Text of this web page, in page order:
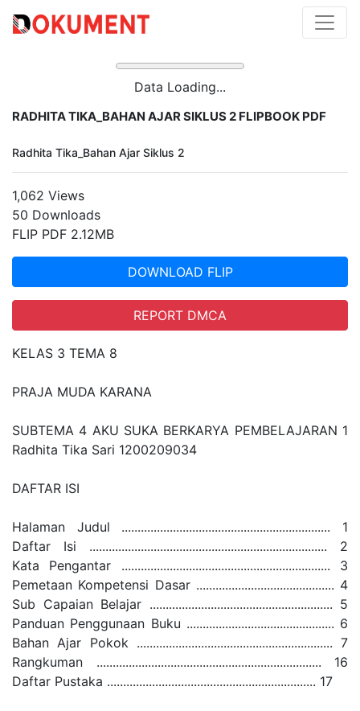
Data Loading...
RADHITA TIKA_BAHAN AJAR SIKLUS 2 FLIPBOOK PDF
Radhita Tika_Bahan Ajar Siklus 2
1,062 Views
50 Downloads
FLIP PDF 2.12MB
DOWNLOAD FLIP
REPORT DMCA
KELAS 3 TEMA 8
PRAJA MUDA KARANA
SUBTEMA 4 AKU SUKA BERKARYA PEMBELAJARAN 1
Radhita Tika Sari 1200209034
DAFTAR ISI
Halaman Judul ................................................................. 1
Daftar Isi .......................................................................... 2
Kata Pengantar ................................................................. 3
Pemetaan Kompetensi Dasar ........................................... 4
Sub Capaian Belajar ......................................................... 5
Panduan Penggunaan Buku .............................................. 6
Bahan Ajar Pokok ............................................................. 7
Rangkuman ...................................................................... 16
Daftar Pustaka ................................................................. 17